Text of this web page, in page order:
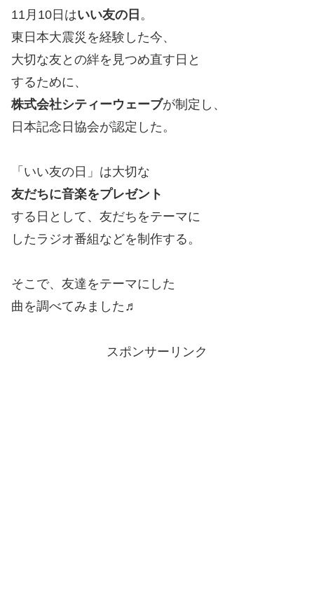
11月10日はいい友の日 。
東日本大震災を経験した今、
大切な友との絆を見つめ直す日と
するために、
株式会社シティーウェーブが制定し、
日本記念日協会が認定した。
「いい友の日」は大切な
友だちに音楽をプレゼント
する日として、友だちをテーマに
したラジオ番組などを制作する。
そこで、友達をテーマにした
曲を調べてみました♬
スポンサーリンク